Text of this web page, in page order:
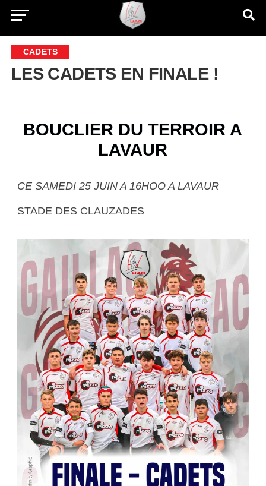
CADETS
LES CADETS EN FINALE !
BOUCLIER DU TERROIR A
LAVAUR
CE SAMEDI 25 JUIN A 16HOO A LAVAUR
STADE DES CLAUZADES